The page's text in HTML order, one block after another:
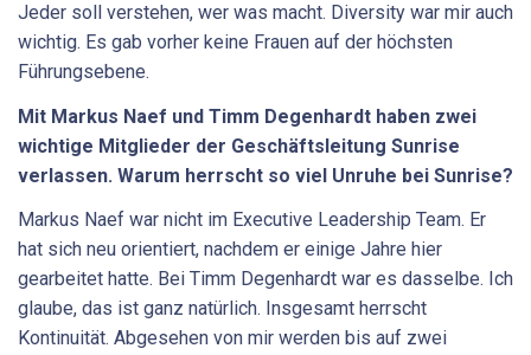
Jeder soll verstehen, wer was macht. Diversity war mir auch
wichtig. Es gab vorher keine Frauen auf der höchsten
Führungsebene.
Mit Markus Naef und Timm Degenhardt haben zwei
wichtige Mitglieder der Geschäftsleitung Sunrise
verlassen. Warum herrscht so viel Unruhe bei Sunrise?
Markus Naef war nicht im Executive Leadership Team. Er
hat sich neu orientiert, nachdem er einige Jahre hier
gearbeitet hatte. Bei Timm Degenhardt war es dasselbe. Ich
glaube, das ist ganz natürlich. Insgesamt herrscht
Kontinuität. Abgesehen von mir werden bis auf zwei